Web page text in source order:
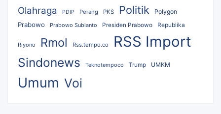
Olahraga PDIP Perang PKS Politik Polygon
Prabowo Prabowo Subianto Presiden Prabowo Republika
Riyono Rmol Rss.tempo.co RSS Import
Sindonews Teknotempoco Trump UMKM
Umum Voi